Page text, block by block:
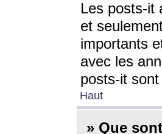
Les posts-it
et
importants
avec les
posts-it
Haut
» Que